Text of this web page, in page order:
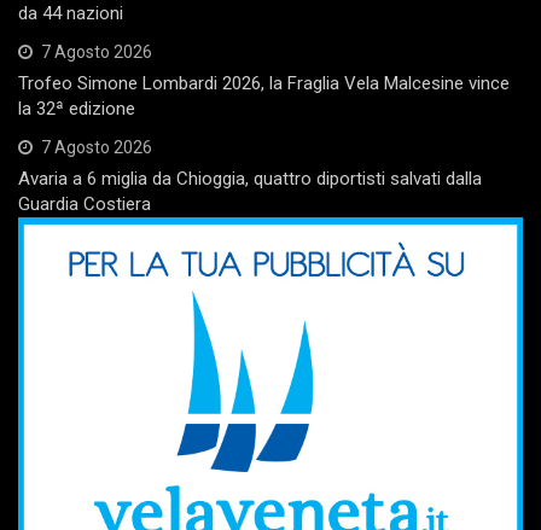
da 44 nazioni
7 Agosto 2026
Trofeo Simone Lombardi 2026, la Fraglia Vela Malcesine vince
la 32ª edizione
7 Agosto 2026
Avaria a 6 miglia da Chioggia, quattro diportisti salvati dalla
Guardia Costiera